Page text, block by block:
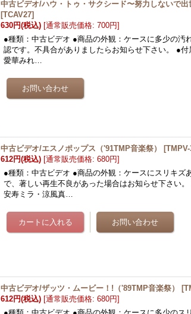
中古ビデオ/ハウ・トゥ・サクシード〜努力しないで出
[TCAV27]
630円(税込) [通常販売価格: 700円]
●種類：中古ビデオ ●商品の外観：ケースに多少の汚
認です。不具合がありましたらお知らせ下さい。 ●
愛華みれ…
中古ビデオ/エスノポップス（'91TMP音楽祭） [
612円(税込) [通常販売価格: 680円]
●種類：中古ビデオ ●商品の外観：ケースにスリキズ
で、著しい再生不良があった場合はお知らせ下さい
安寿ミラ・涼風真…
中古ビデオ/ザッツ・ムービー！!（'89TMP音楽祭） [
612円(税込) [通常販売価格: 680円]